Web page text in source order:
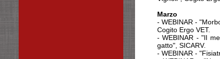
Marzo
- WEBINAR -
Cogito Ergo VET.
- WEBINAR - "Il
gatto", SICARV.
- WEBINAR -